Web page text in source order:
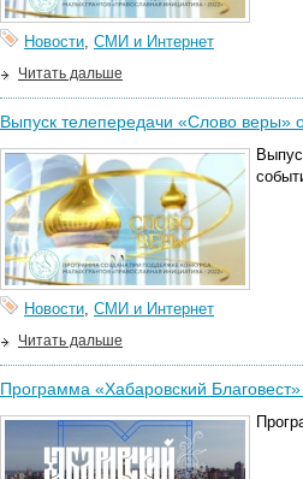
Новости, СМИ и Интернет
Читать дальше
Выпуск телепередачи «Слово веры»
Новости, СМИ и Интернет
Читать дальше
Программа «Хабаровский